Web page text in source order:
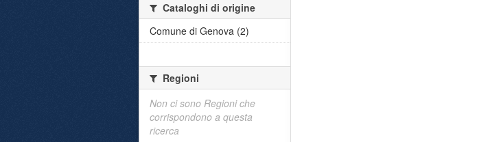
Cataloghi di origine
Comune di Genova (2)
Regioni
Non ci sono Regioni che
corrispondono a questa
ricerca